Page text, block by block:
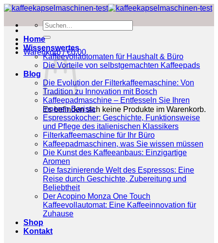
Zum
springen
Suchen
nach:
Warenkorb /€0.00
Es befinden sich keine Produkte im Warenkorb.
Home
Wissenswertes
Kaffeevollautomaten für Haushalt & Büro
Die Vorteile von selbstgemachten Kaffeepads
Blog
Die Evolution der Filterkaffeemaschine: Von
Tradition zu Innovation mit Bosch
Kaffeepadmaschine – Entfesseln Sie Ihren
inneren Barista
Espressokocher: Geschichte, Funktionsweise
und Pflege des italienischen Klassikers
Filterkaffeemaschine für Ihr Büro
Kaffeepadmaschinen, was Sie wissen müssen
Die Kunst des Kaffeeanbaus: Einzigartige
Aromen
Die faszinierende Welt des Espressos: Eine
Reise durch Geschichte, Zubereitung und
Beliebtheit
Der Acopino Monza One Touch
Kaffeevollautomat: Eine Kaffeeinnovation für
Zuhause
Shop
Kontakt